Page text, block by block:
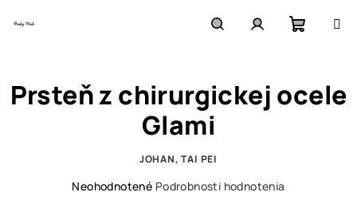
košík
Prsteň z chirurgickej ocele
Glami
JOHAN, TAI PEI
Priemerné
Neohodnotené Podrobnosti hodnotenia